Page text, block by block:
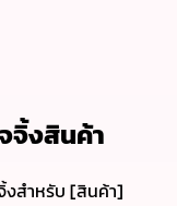
จิ้งสินค้า
งสำหรับ [สินค้า]